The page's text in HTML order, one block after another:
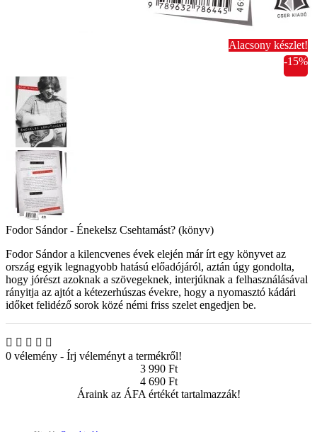
Alacsony készlet!
-15%
Fodor Sándor - Énekelsz Csehtamást? (könyv)
Fodor Sándor a kilencvenes évek elején már írt egy könyvet az
ország egyik legnagyobb hatású előadójáról, aztán úgy gondolta,
hogy jórészt azoknak a szövegeknek, interjúknak a felhasználásával
rányitja az ajtót a kétezerhúszas évekre, hogy a nyomasztó kádári
időket felidéző sorok közé némi friss szelet engedjen be.
0 vélemény - Írj véleményt a termékről!
3 990 Ft
4 690 Ft
Áraink az ÁFA értékét tartalmazzák!